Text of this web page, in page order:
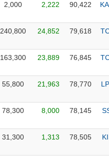
2,000 2,222 90,422
240,800 24,852 79,618
163,300 23,889 76,845
55,800 21,963 78,770
78,300 8,000 78,145
31,300 1,313 78,505